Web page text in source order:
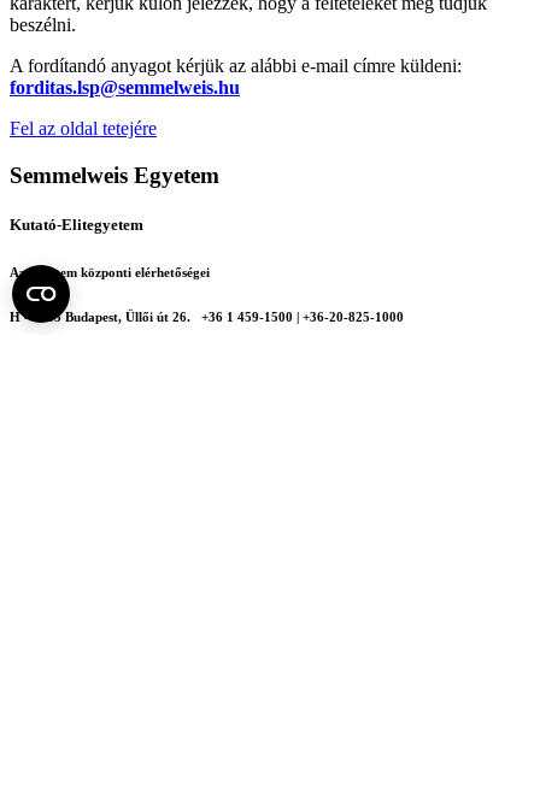
beszélni.
A fordítandó anyagot kérjük az alábbi e-mail címre küldeni:
forditas.lsp@semmelweis.hu
Fel az oldal tetejére
Semmelweis Egyetem
Kutató-Elitegyetem
Az egyetem központi elérhetőségei
H - 1085 Budapest, Üllői út 26.
+36 1 459-1500 | +36-20-825-1000